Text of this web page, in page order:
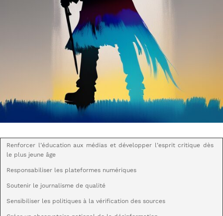
Renforcer l’éducation aux médias et développer l’esprit critique dès
le plus jeune âge
Responsabiliser les plateformes numériques
Soutenir le journalisme de qualité
Sensibiliser les politiques à la vérification des sources